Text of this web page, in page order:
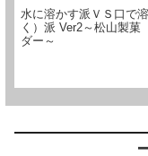
水に溶かす派ＶＳ口で
く）派 Ver2～松山製
ダー～